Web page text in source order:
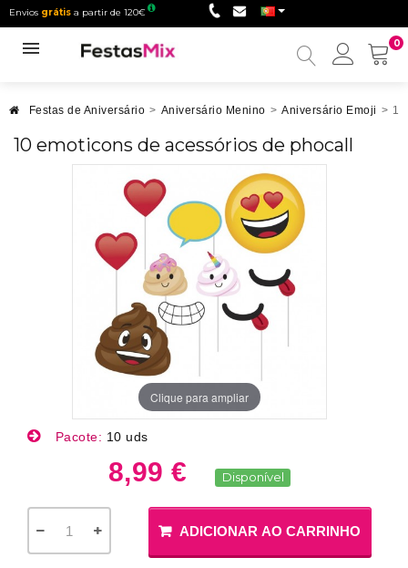
Envios grátis a partir de 120€
0
Minha
Festas de Aniversário > Aniversário Menino > Aniversário Emoji >
10 emoticons de acessórios de phocall
Clique para ampliar
Pacote: 10 uds
8,99 € Disponível
ADICIONAR AO CARRINHO